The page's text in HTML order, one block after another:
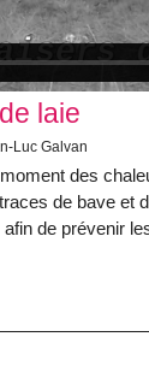
laie
Luc Galvan
des
de bave et
de prévenir